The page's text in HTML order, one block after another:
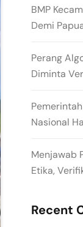
BMP
Demi
Perang
Diminta
Nasional
Menjawab
Etika,
Recent